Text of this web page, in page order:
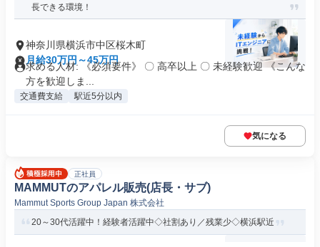
長できる環境！
神奈川県横浜市中区桜木町
月給30万円～45万円
求める人材: 《必須要件》 〇 高卒以上 〇 未経験歓迎 《こんな
方を歓迎しま...
交通費支給 駅近5分以内
気になる
正社員
MAMMUTのアパレル販売(店長・サブ)
Mammut Sports Group Japan 株式会社
20～30代活躍中！経験者活躍中◇社割あり／残業少◇横浜駅近